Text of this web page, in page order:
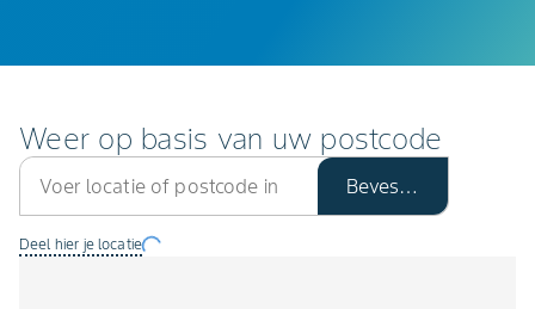
Weer op basis van uw postcode
Bevestig
Deel hier je locatie